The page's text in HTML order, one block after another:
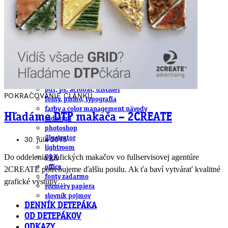
obludárium
video
pracovné ponuky
DeTePe [dtp]
FREE
NÁVODY
základy DTP
pre klientov
pdf, ps, acrobat, distiller
fonty, písmo, typografia
farby a color management návody
indesign
photoshop
illustrator
lightroom
OS X
office
fonty zadarmo
rozmery papiera
slovník pojmov
DENNÍK DETEPÁKA
OD DETEPÁKOV
POKRAČOVANIE ČLÁNKU
Hľadáme DTP makača – 2CREATE
30. júla 2015
Do oddelenia grafických makačov vo fullservisovej agentúre
2CREATE potrebujeme ďalšiu posilu. Ak ťa baví vytvárať kvalitné
grafické výstupy…